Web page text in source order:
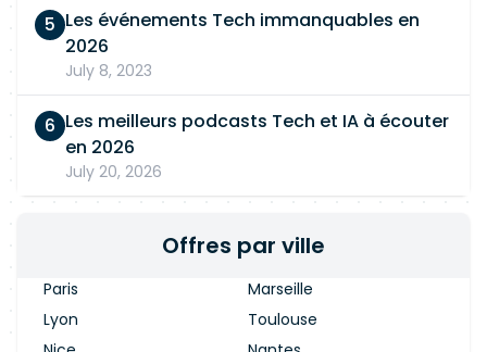
Les événements Tech immanquables en
2026
July 8, 2023
Les meilleurs podcasts Tech et IA à écouter
en 2026
July 20, 2026
Offres par ville
Paris
Marseille
Lyon
Toulouse